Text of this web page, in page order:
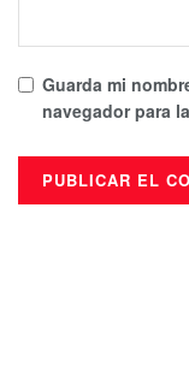
Guarda mi
navegador para